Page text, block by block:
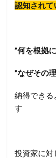
認知されて
”何を根拠
”なぜその
納得できる
す
投資家に対